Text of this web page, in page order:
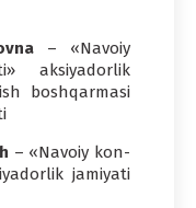
– «Navoiy
aksiyadorlik
boshqarmasi
– «Navoiy kon-
jamiyati